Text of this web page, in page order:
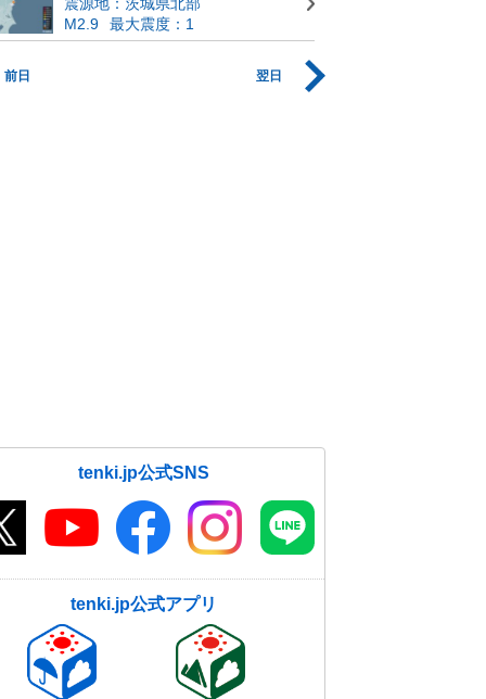
M2.9
最大震度：1
前日 翌日
tenki.jp公式SNS
tenki.jp公式アプリ